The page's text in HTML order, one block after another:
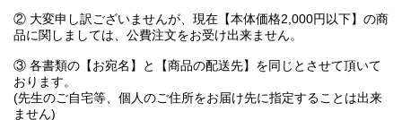
② 大変申し訳ございませんが、現在【本体価格2,000円以下】の商
品に関しましては、公費注文をお受け出来ません。
③ 各書類の【お宛名】と【商品の配送先】を同じとさせて頂いて
おります。
(先生のご自宅等、個人のご住所をお届け先に指定することは出来
ません)